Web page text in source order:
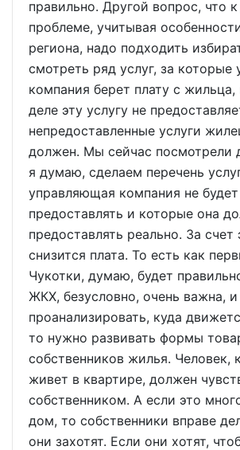
правильно. Другой вопрос, что
проблеме, учитывая
региона, надо подходить
смотреть ряд услуг, за которые
компания берет плату с
деле эту услугу не
непредоставленные услуги
должен. Мы сейчас посмотрели
я думаю, сделаем перечень
управляющая компания не будет
предоставлять и которые она
предоставлять реально. За счет
снизится плата. То есть как
Чукотки, думаю, будет
ЖКХ, безусловно, очень важна, и
проанализировать, куда
то нужно развивать формы
собственников жилья. Человек,
живет в квартире, должен
собственником. А если это
дом, то собственники вправе
они захотят. Если они хотят,